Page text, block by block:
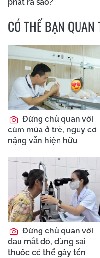
phạt ra sao?
CÓ THỂ BẠN QUAN
Đừng chủ quan với
cúm mùa ở trẻ, nguy cơ
nặng vẫn hiện hữu
Đừng chủ quan với
đau mắt đỏ, dùng sai
thuốc có thể gây tổn